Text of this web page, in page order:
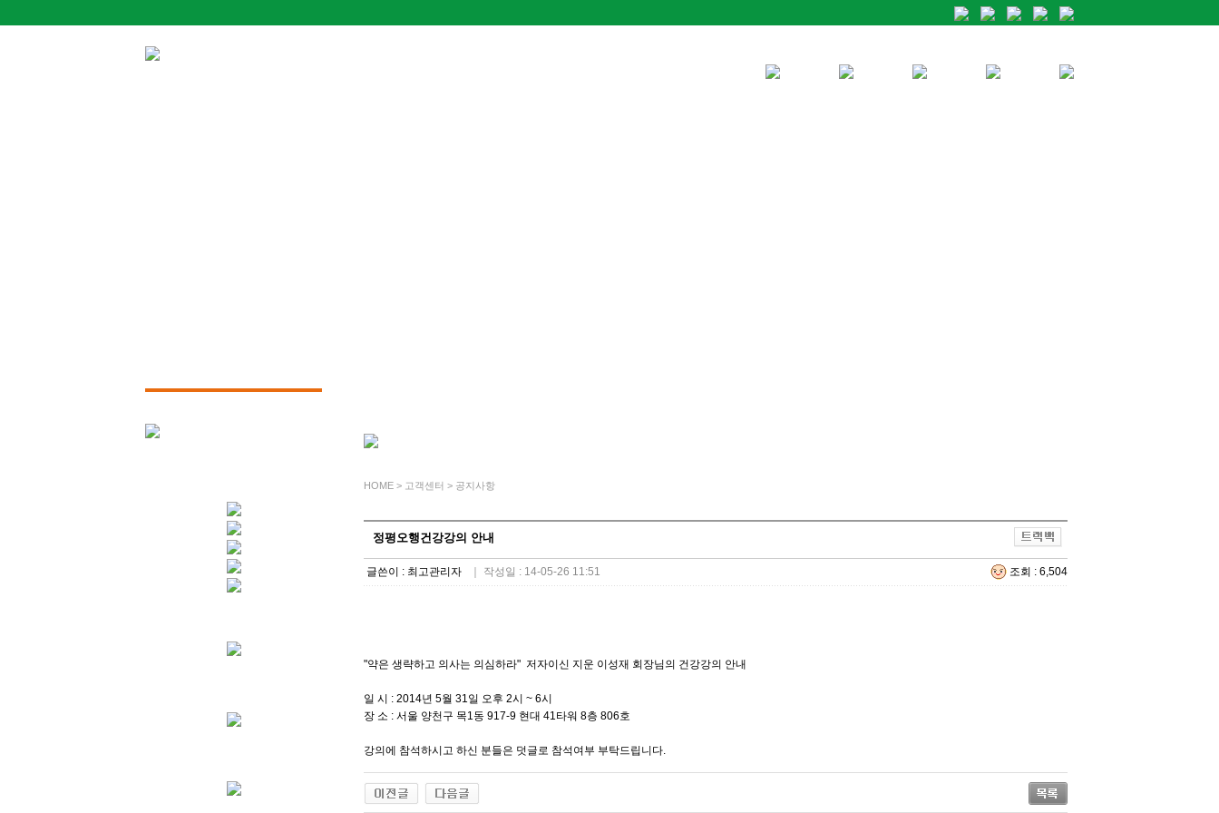
HOME > 고객센터 > 공지사항
정평오행건강강의 안내
글쓴이 : 최고관리자 ｜ 작성일 : 14-05-26 11:51 조회 : 6,504
"약은 생략하고 의사는 의심하라" 저자이신 지운 이성재 회장님의 건강강의 안내
일 시 : 2014년 5월 31일 오후 2시 ~ 6시
장 소 : 서울 양천구 목1동 917-9 현대 41타워 8층 806호
강의에 참석하시고 하신 분들은 덧글로 참석여부 부탁드립니다.